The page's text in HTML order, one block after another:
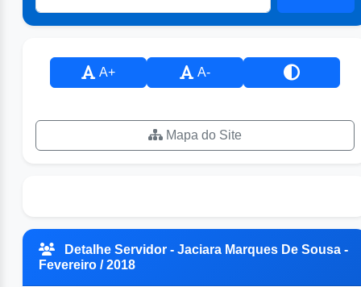
A+ A-
Mapa do Site
Detalhe Servidor - Jaciara Marques De Sousa -
Fevereiro / 2018